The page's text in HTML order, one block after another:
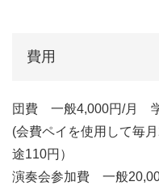
費用
団費 一般4,000円/月 学
(会費ペイを使用して毎
途110円）
演奏会参加費 一般